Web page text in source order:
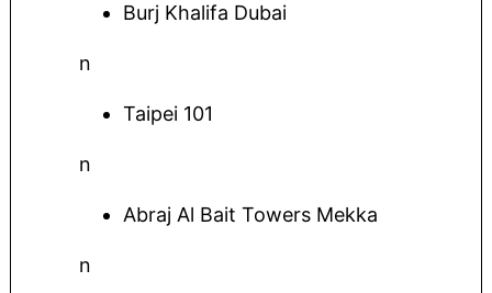
Burj Khalifa Dubai
n
Taipei 101
n
Abraj Al Bait Towers Mekka
n